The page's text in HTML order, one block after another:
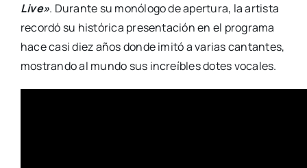
Live». Durante su monólogo de apertura, la artista
recordó su histórica presentación en el programa
hace casi diez años donde imitó a varias cantantes,
mostrando al mundo sus increíbles dotes vocales.